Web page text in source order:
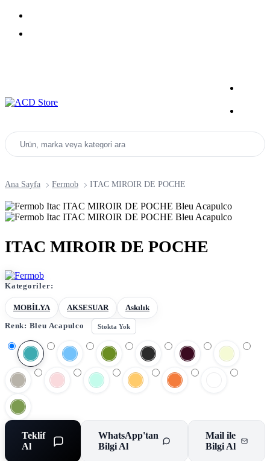
Ürün, marka veya kategori ara
Ana Sayfa Fermob ITAC MIROIR DE POCHE
ITAC MIROIR DE POCHE
Kategoriler:
MOBİLYA AKSESUAR
Askılık
Renk: Bleu Acapulco Stokta Yok
Teklif
Al
WhatsApp'tan
Bilgi Al
Mail ile
Bilgi Al